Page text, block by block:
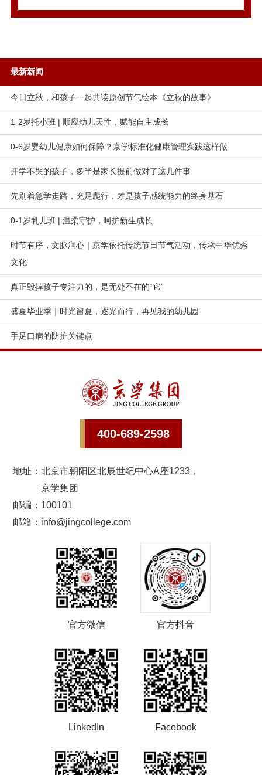
最新新闻
今日立秋，和孩子一起共读原创节气绘本《立秋的故事》
1-2岁托小班 | 顺应幼儿天性，赋能自主成长
0-6岁婴幼儿健康如何保障？京学标准化健康管理实践这样做
开学不哭的孩子，多半是家长提前做对了这几件事
先别着急学走路，充足爬行，才是孩子感统能力的终身基石
0-1岁乳儿班 | 温柔守护，呵护新生成长
时节有序，文脉润心｜京学依托传统节日节气活动，传承中华优秀
文化
真正毁掉孩子专注力的，是无处不在的“它”
盛夏毕业季｜时光留夏，逐光而行，再见我的幼儿园
手足口病的防护关键点
400-689-2598
地址： 北京市朝阳区北辰世纪中心A座1233，
京学集团
邮编：100101
邮箱：info@jingcollege.com
官方微信 官方抖音
LinkedIn Facebook